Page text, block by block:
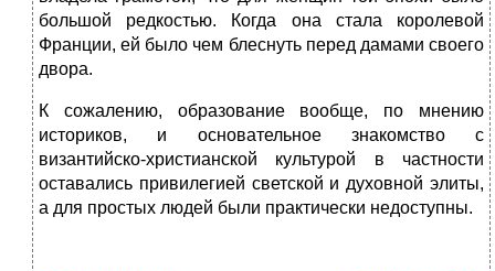
большой редкостью. Когда она стала королевой
Франции, ей было чем блеснуть перед дамами своего
двора.
К сожалению, образование вообще, по мнению
историков, и основательное знакомство с
византийско-христианской культурой в частности
оставались привилегией светской и духовной элиты,
а для простых людей были практически недоступны.